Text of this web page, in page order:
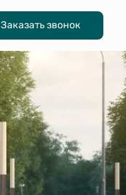
Заказать звонок